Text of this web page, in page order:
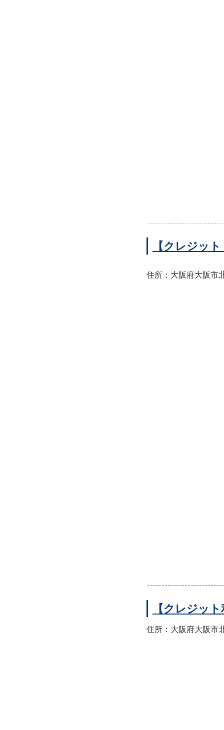
【クレジッ
住所：大阪府大阪市
【クレジッ
住所：大阪府大阪市